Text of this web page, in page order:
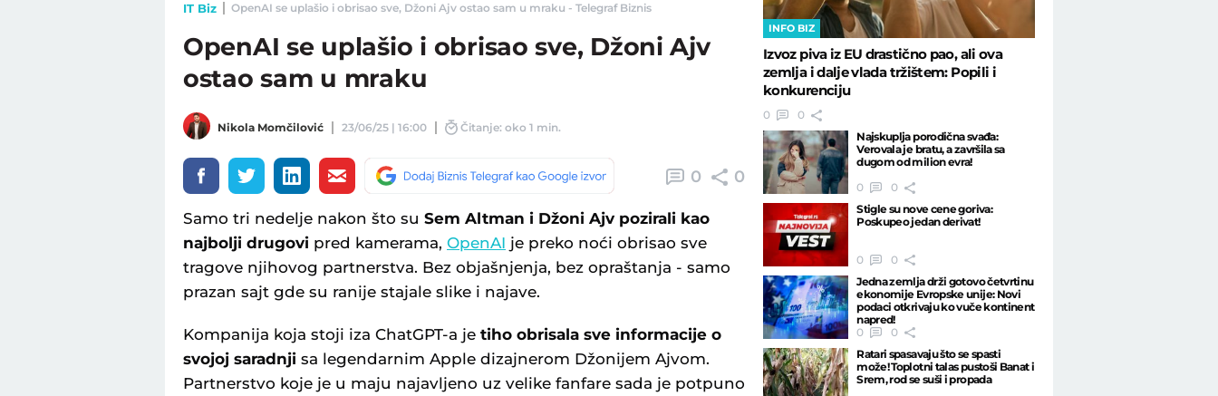
IT Biz OpenAI se uplašio i obrisao sve, Džoni Ajv ostao sam u mraku - Telegraf Biznis
OpenAI se uplašio i obrisao sve, Džoni Ajv
ostao sam u mraku
Nikola Momčilović 23/06/25 | 16:00 Čitanje: oko 1 min.
0 0
Samo tri nedelje nakon što su Sem Altman i Džoni Ajv pozirali kao
najbolji drugovi pred kamerama, OpenAI je preko noći obrisao sve
tragove njihovog partnerstva. Bez objašnjenja, bez opraštanja - samo
prazan sajt gde su ranije stajale slike i najave.
Kompanija koja stoji iza ChatGPT-a je tiho obrisala sve informacije o
svojoj saradnji sa legendarnim Apple dizajnerom Džonijem Ajvom.
Partnerstvo koje je u maju najavljeno uz velike fanfare sada je potpuno
INFO BIZ
Izvoz piva iz EU drastično pao, ali ova
zemlja i dalje vlada tržištem: Popili i
konkurenciju
0
0
Najskuplja porodična svađa:
Verovala je bratu, a završila sa
dugom od milion evra!
0
0
Stigle su nove cene goriva:
Poskupeo jedan derivat!
0
0
Jedna zemlja drži gotovo četvrtinu
ekonomije Evropske unije: Novi
podaci otkrivaju ko vuče kontinent
napred!
0
0
Ratari spasavaju što se spasti
može! Toplotni talas pustoši Banat i
Srem, rod se suši i propada